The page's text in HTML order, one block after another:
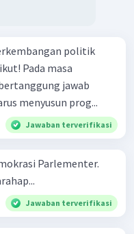
politik
jawab
menyusun prog...
Jawaban terverifikasi
Parlementer.
Jawaban terverifikasi